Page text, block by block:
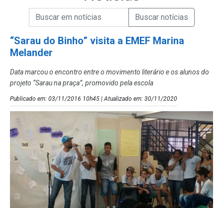
Campo de Busca de Notícias
Campo de Busca de informaçõesEnviar a Busca de Notícias
“Sarau do Binho” visita a EMEF Marina
Melander
Data marcou o encontro entre o movimento literário e os alunos do
projeto “Sarau na praça”, promovido pela escola
Publicado em: 03/11/2016 10h45 | Atualizado em: 30/11/2020